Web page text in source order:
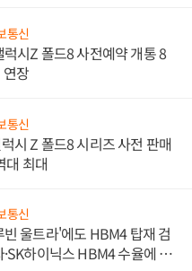
통신
시Z 폴드8 사전예약 개통 8
장
통신
시 Z 폴드8 시리즈 사전 판매
대 최대
통신
울트라'에도 HBM4 탑재 검
하이닉스 HBM4 수율에 주